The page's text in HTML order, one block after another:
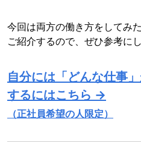
今回は両方の働き方をしてみ
ご紹介するので、ぜひ参考に
自分には「どんな仕事
するにはこちら →
（正社員希望の人限定）